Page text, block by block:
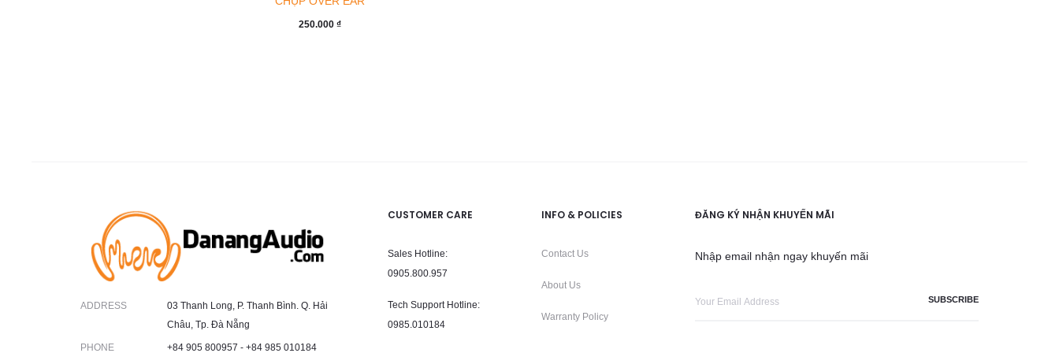
250.000₫
ADDRESS
03 Thanh Long, P. Thanh Bình. Q. Hải
Châu, Tp. Đà Nẵng
PHONE +84 905 800957 - +84 985 010184
CUSTOMER CARE
Sales Hotline:
0905.800.957
Tech Support Hotline:
0985.010184
INFO & POLICIES
Contact Us
About Us
Warranty Policy
ĐĂNG KÝ NHẬN KHUYẾN MÃI
Nhập email nhận ngay khuyến mãi